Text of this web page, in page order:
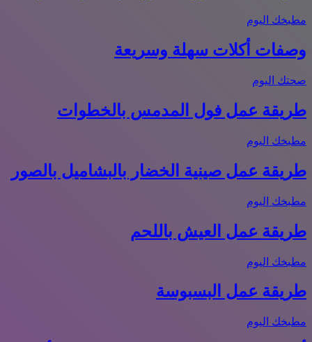
مطبخك اليوم
وصفات أكلات سهلة وسريعة
صحتك اليوم
طريقة عمل فول المدمس بالخطوات
مطبخك اليوم
طريقة عمل صينية الخضار بالبشاميل بالصور
مطبخك اليوم
طريقة عمل العيش باللحم
مطبخك اليوم
طريقة عمل البسبوسة
مطبخك اليوم